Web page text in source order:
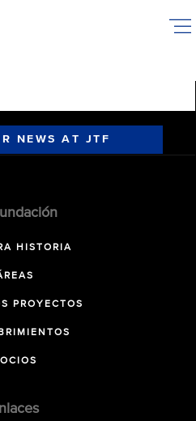
NEWS AT JTF
HISTORIA
PROYECTOS